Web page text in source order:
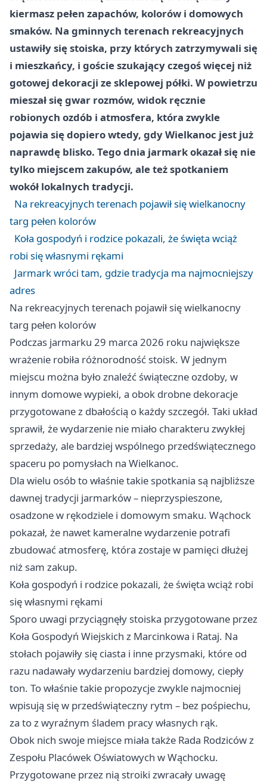
kiermasz pełen zapachów, kolorów i domowych
smaków. Na gminnych terenach rekreacyjnych
ustawiły się stoiska, przy których zatrzymywali się
i mieszkańcy, i goście szukający czegoś więcej niż
gotowej dekoracji ze sklepowej półki. W powietrzu
mieszał się gwar rozmów, widok ręcznie
robionych ozdób i atmosfera, która zwykle
pojawia się dopiero wtedy, gdy Wielkanoc jest już
naprawdę blisko. Tego dnia jarmark okazał się nie
tylko miejscem zakupów, ale też spotkaniem
wokół lokalnych tradycji.
Na rekreacyjnych terenach pojawił się wielkanocny
targ pełen kolorów
Koła gospodyń i rodzice pokazali, że święta wciąż
robi się własnymi rękami
Jarmark wróci tam, gdzie tradycja ma najmocniejszy
adres
Na rekreacyjnych terenach pojawił się wielkanocny
targ pełen kolorów
Podczas jarmarku 29 marca 2026 roku największe
wrażenie robiła różnorodność stoisk. W jednym
miejscu można było znaleźć świąteczne ozdoby, w
innym domowe wypieki, a obok drobne dekoracje
przygotowane z dbałością o każdy szczegół. Taki układ
sprawił, że wydarzenie nie miało charakteru zwykłej
sprzedaży, ale bardziej wspólnego przedświątecznego
spaceru po pomysłach na Wielkanoc.
Dla wielu osób to właśnie takie spotkania są najbliższe
dawnej tradycji jarmarków – nieprzyspieszone,
osadzone w rękodziele i domowym smaku. Wąchock
pokazał, że nawet kameralne wydarzenie potrafi
zbudować atmosferę, która zostaje w pamięci dłużej
niż sam zakup.
Koła gospodyń i rodzice pokazali, że święta wciąż robi
się własnymi rękami
Sporo uwagi przyciągnęły stoiska przygotowane przez
Koła Gospodyń Wiejskich z Marcinkowa i Rataj. Na
stołach pojawiły się ciasta i inne przysmaki, które od
razu nadawały wydarzeniu bardziej domowy, ciepły
ton. To właśnie takie propozycje zwykle najmocniej
wpisują się w przedświąteczny rytm – bez pośpiechu,
za to z wyraźnym śladem pracy własnych rąk.
Obok nich swoje miejsce miała także Rada Rodziców z
Zespołu Placówek Oświatowych w Wąchocku.
Przygotowane przez nią stroiki zwracały uwagę